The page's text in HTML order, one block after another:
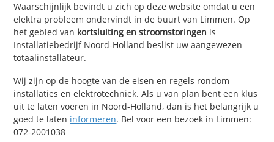
Waarschijnlijk bevindt u zich op deze website omdat u een
elektra probleem ondervindt in de buurt van Limmen. Op
het gebied van kortsluiting en stroomstoringen is
Installatiebedrijf Noord-Holland beslist uw aangewezen
totaalinstallateur.
Wij zijn op de hoogte van de eisen en regels rondom
installaties en elektrotechniek. Als u van plan bent een klus
uit te laten voeren in Noord-Holland, dan is het belangrijk u
goed te laten informeren. Bel voor een bezoek in Limmen:
072-2001038